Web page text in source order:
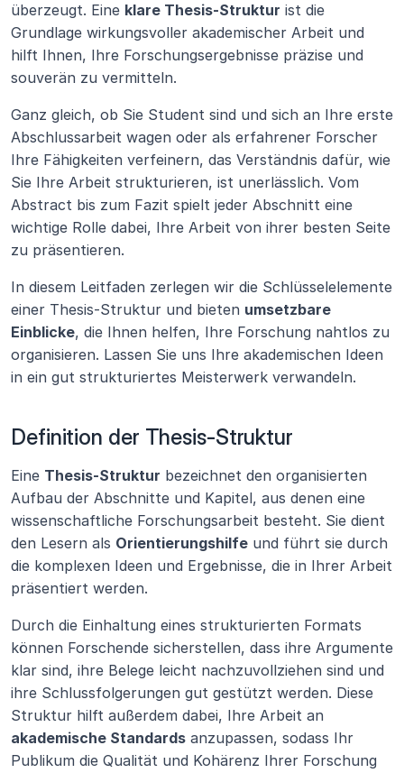
überzeugt. Eine klare Thesis-Struktur ist die
Grundlage wirkungsvoller akademischer Arbeit und
hilft Ihnen, Ihre Forschungsergebnisse präzise und
souverän zu vermitteln.
Ganz gleich, ob Sie Student sind und sich an Ihre erste
Abschlussarbeit wagen oder als erfahrener Forscher
Ihre Fähigkeiten verfeinern, das Verständnis dafür, wie
Sie Ihre Arbeit strukturieren, ist unerlässlich. Vom
Abstract bis zum Fazit spielt jeder Abschnitt eine
wichtige Rolle dabei, Ihre Arbeit von ihrer besten Seite
zu präsentieren.
In diesem Leitfaden zerlegen wir die Schlüsselelemente
einer Thesis-Struktur und bieten umsetzbare
Einblicke, die Ihnen helfen, Ihre Forschung nahtlos zu
organisieren. Lassen Sie uns Ihre akademischen Ideen
in ein gut strukturiertes Meisterwerk verwandeln.
Definition der Thesis-Struktur
Eine Thesis-Struktur bezeichnet den organisierten
Aufbau der Abschnitte und Kapitel, aus denen eine
wissenschaftliche Forschungsarbeit besteht. Sie dient
den Lesern als Orientierungshilfe und führt sie durch
die komplexen Ideen und Ergebnisse, die in Ihrer Arbeit
präsentiert werden.
Durch die Einhaltung eines strukturierten Formats
können Forschende sicherstellen, dass ihre Argumente
klar sind, ihre Belege leicht nachzuvollziehen sind und
ihre Schlussfolgerungen gut gestützt werden. Diese
akademische Standards anzupassen, sodass Ihr
Publikum die Qualität und Kohärenz Ihrer Forschung